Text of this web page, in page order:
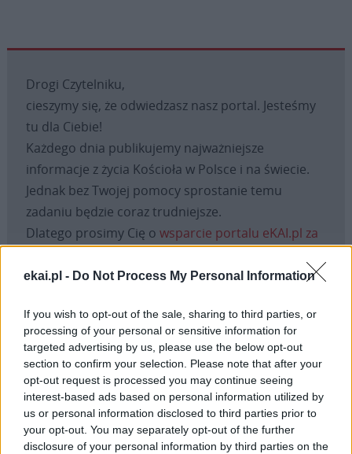
ekai.pl - Do Not Process My Personal Information
If you wish to opt-out of the sale, sharing to third parties, or
processing of your personal or sensitive information for
targeted advertising by us, please use the below opt-out
section to confirm your selection. Please note that after your
opt-out request is processed you may continue seeing
interest-based ads based on personal information utilized by
us or personal information disclosed to third parties prior to
your opt-out. You may separately opt-out of the further
disclosure of your personal information by third parties on the
Drogi Czytelniku,
cieszymy się, że odwiedzasz nasz portal. Jesteśmy
tu dla Ciebie!
Każdego dnia publikujemy najważniejsze
informacje z życia Kościoła w Polsce i na świecie.
Jednak bez Twojej pomocy sprostanie temu
zadaniu będzie coraz trudniejsze.
Dlatego prosimy Cię o wsparcie portalu eKAI.pl za
Dzięki Tobie będziemy mogli realizować naszą
Facebook
TwitterMessengerWhatsApp
EmailCopy
Link
Print